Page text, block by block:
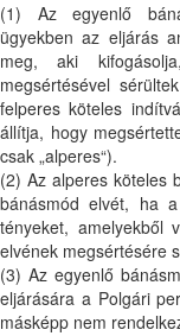
(1) Az egyenlő
ügyekben az eljárás
meg, aki
megsértésével
felperes köteles
állítja, hogy
csak „alperes“).
(2) Az alperes köteles
bánásmód elvét, ha
tényeket, amelyekből
elvének megsértésére
(3) Az egyenlő
eljárására a Polgári
másképp nem